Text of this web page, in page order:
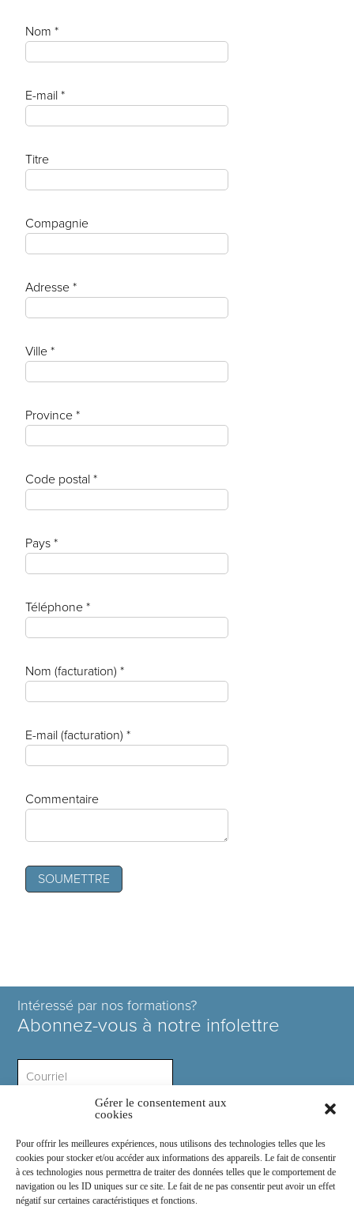
Gérer le consentement aux
cookies
Pour offrir les meilleures expériences, nous utilisons des technologies telles que les
cookies pour stocker et/ou accéder aux informations des appareils. Le fait de consentir
à ces technologies nous permettra de traiter des données telles que le comportement de
navigation ou les ID uniques sur ce site. Le fait de ne pas consentir peut avoir un effet
négatif sur certaines caractéristiques et fonctions.
Nom *
E-mail *
Titre
Compagnie
Adresse *
Ville *
Province *
Code postal *
Pays *
Téléphone *
Nom (facturation) *
E-mail (facturation) *
Commentaire
Intéressé par nos formations?
Abonnez-vous à notre infolettre